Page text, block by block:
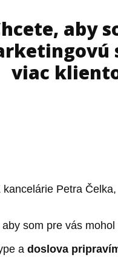
aby
viac
kancelárie Petra Čelka,
som pre vás
a doslova